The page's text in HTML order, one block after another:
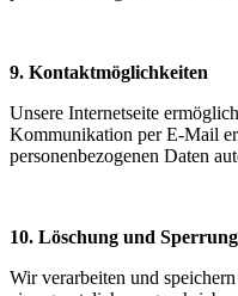
9. Kontaktmöglichkeiten
Unsere Internetseite
Kommunikation per E-Mail
personenbezogenen Daten
10. Löschung und
Wir verarbeiten und